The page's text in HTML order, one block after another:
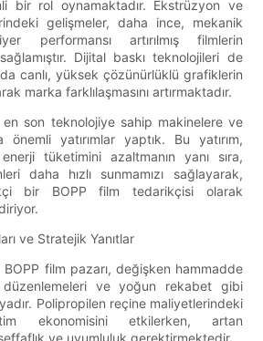
bir rol oynamaktadır. Ekstrüzyon ve
gelişmeler, daha ince, mekanik
performansı artırılmış filmlerin
Dijital baskı teknolojileri de
canlı, yüksek çözünürlüklü grafiklerin
marka farklılaşmasını artırmaktadır.
en son teknolojiye sahip makinelere ve
önemli yatırımlar yaptık. Bu yatırım,
tüketimini azaltmanın yanı sıra,
daha hızlı sunmamızı sağlayarak,
bir BOPP film tedarikçisi olarak
ve Stratejik Yanıtlar
film pazarı, değişken hammadde
düzenlemeleri ve yoğun rekabet gibi
Polipropilen reçine maliyetlerindeki
ekonomisini etkilerken, artan
ve uyumluluk gerektirmektedir.